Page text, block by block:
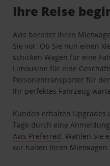
Ihre Reise
Avis bereitet Ihren
Sie vor. Ob Sie nun einen
schicken Wagen für eine
Limousine für eine
Personentransporter für
Ihr perfektes Fahrzeug
Kunden erhalten Upgrades
Tage durch eine
Avis Preferred . Wählen
wir halten Ihren Mietwagen